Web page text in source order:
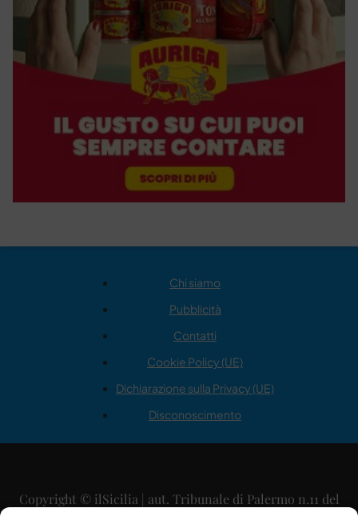
Chi siamo
Pubblicità
Contatti
Cookie Policy (UE)
Dichiarazione sulla Privacy (UE)
Disconoscimento
Copyright © ilSicilia | aut. Tribunale di Palermo n.11 del